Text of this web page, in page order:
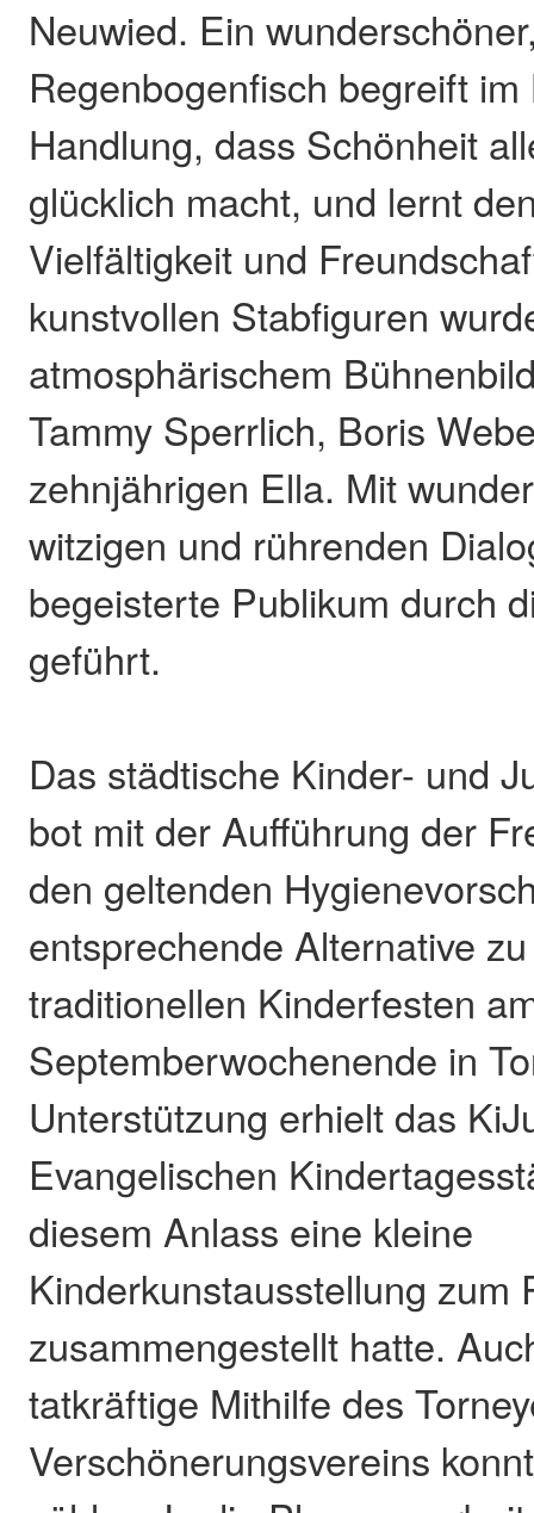
Neuwied. Ein
Regenbogenfisch begreift
Handlung, dass Schönheit
glücklich macht, und lernt
Vielfältigkeit und
kunstvollen Stabfiguren
atmosphärischem
Tammy Sperrlich, Boris
zehnjährigen Ella. Mit
witzigen und rührenden
begeisterte Publikum durch
geführt.
Das städtische Kinder- und
bot mit der Aufführung der
den geltenden
entsprechende Alternative
traditionellen Kinderfesten
Septemberwochenende in
Unterstützung erhielt das
Evangelischen
diesem Anlass eine kleine
Kinderkunstausstellung zum
zusammengestellt hatte.
tatkräftige Mithilfe des
Verschönerungsvereins